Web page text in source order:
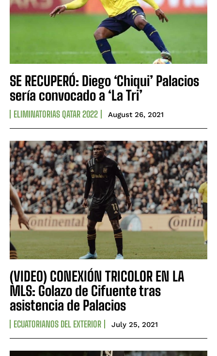
SE RECUPERÓ: Diego ‘Chiqui’ Palacios
sería convocado a ‘La Tri’
ELIMINATORIAS QATAR 2022 August 26, 2021
(VIDEO) CONEXIÓN TRICOLOR EN LA
MLS: Golazo de Cifuente tras
asistencia de Palacios
ECUATORIANOS DEL EXTERIOR July 25, 2021